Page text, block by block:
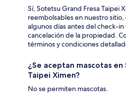
Sí, Sotetsu Grand Fresa Taipei
reembolsables en nuestro
algunos días antes del check-
cancelación de la propiedad.
términos y condiciones
¿Se aceptan mascotas
Taipei Ximen?
No se permiten mascotas.